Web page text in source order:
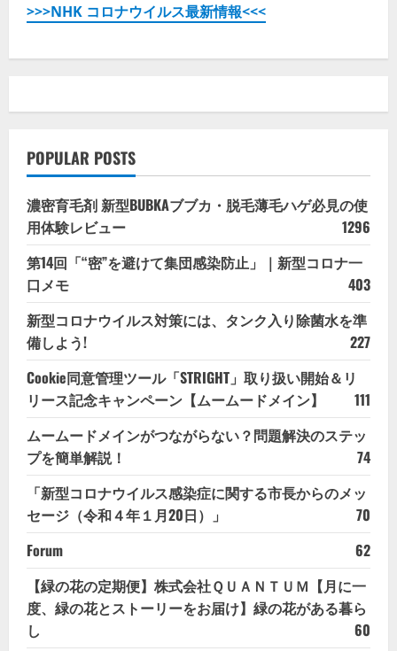
>>>NHK コロナウイルス最新情報<<<
POPULAR POSTS
濃密育毛剤 新型BUBKAブブカ・脱毛薄毛ハゲ必見の使
用体験レビュー
1296
第14回「“密”を避けて集団感染防止」｜新型コロナ一
口メモ
403
新型コロナウイルス対策には、タンク入り除菌水を準
備しよう!
227
Cookie同意管理ツール「STRIGHT」取り扱い開始＆リ
リース記念キャンペーン【ムームードメイン】
111
ムームードメインがつながらない？問題解決のステッ
プを簡単解説！
74
「新型コロナウイルス感染症に関する市長からのメッ
セージ（令和４年１月20日）」
70
Forum
62
【緑の花の定期便】株式会社ＱＵＡＮＴＵＭ【月に一
度、緑の花とストーリーをお届け】緑の花がある暮ら
し
60